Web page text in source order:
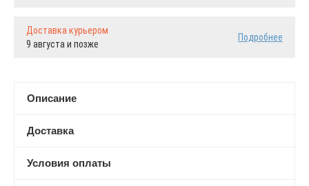
Доставка курьером
9 августа и позже
Подробнее
Описание
Доставка
Условия оплаты